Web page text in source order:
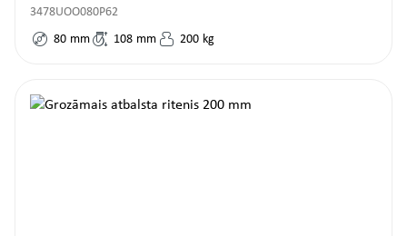
3478UOO080P62
80 mm 108 mm 200 kg